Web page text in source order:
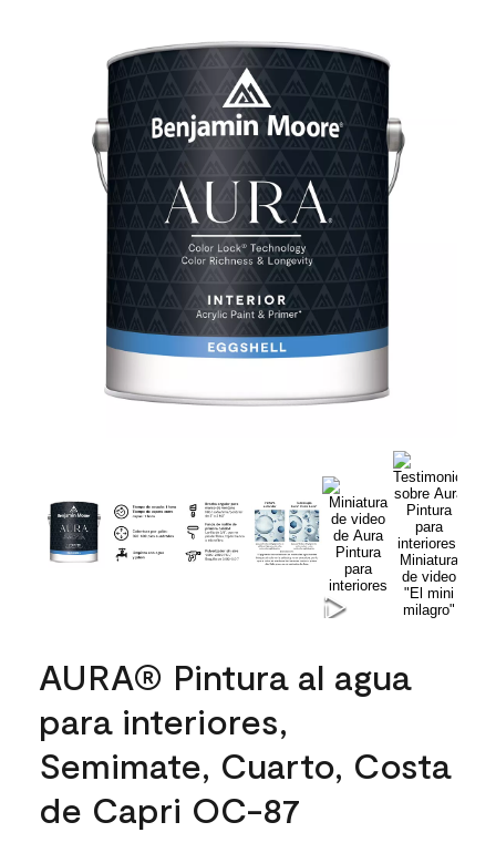
AURA® Pintura al agua
para interiores,
Semimate, Cuarto, Costa
de Capri OC-87